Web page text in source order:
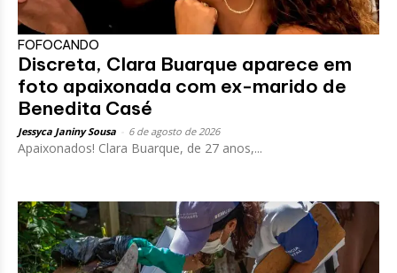
FOFOCANDO
Discreta, Clara Buarque aparece em
foto apaixonada com ex-marido de
Benedita Casé
Jessyca Janiny Sousa 6 de agosto de 2026
Apaixonados! Clara Buarque, de 27 anos,...